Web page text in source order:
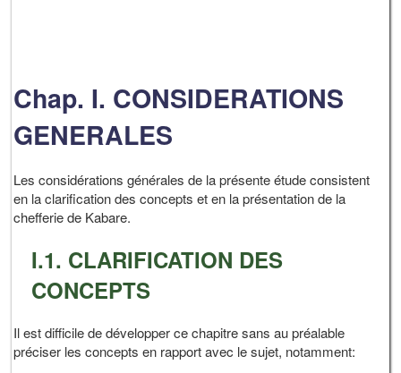
Chap. I. CONSIDERATIONS
GENERALES
Les considérations générales de la présente étude consistent
en la clarification des concepts et en la présentation de la
chefferie de Kabare.
I.1. CLARIFICATION DES
CONCEPTS
Il est difficile de développer ce chapitre sans au préalable
préciser les concepts en rapport avec le sujet, notamment: